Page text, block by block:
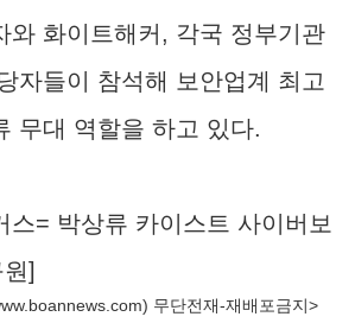
와 화이트해커, 각국 정부기관
자들이 참석해 보안업계 최고
무대 역할을 하고 있다.
스= 박상류 카이스트 사이버보
]
) 무단전재-재배포금지>